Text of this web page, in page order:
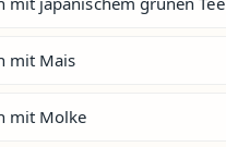
mit Mais
mit Molke